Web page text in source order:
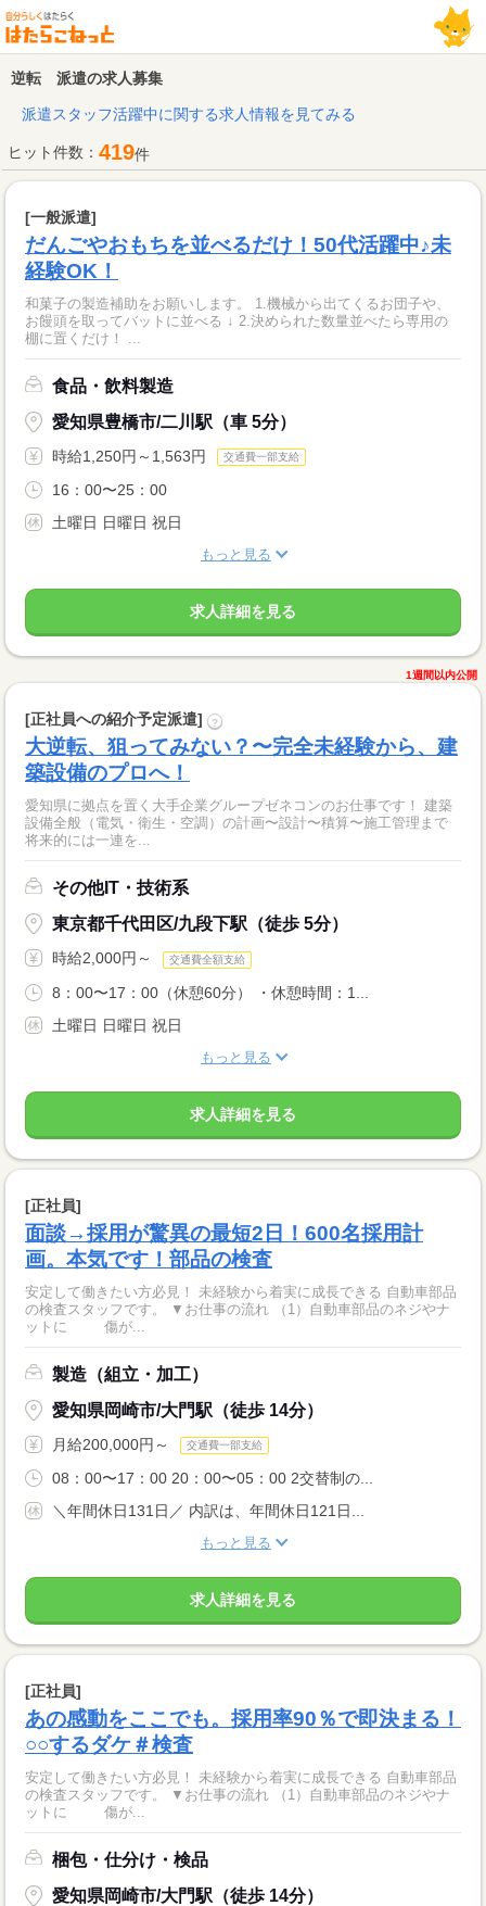
逆転 派遣の求人募集
派遣スタッフ活躍中に関する求人情報を見てみる
ヒット件数： 419件
[一般派遣]
だんごやおもちを並べるだけ！50代活躍中♪未
経験OK！
和菓子の製造補助をお願いします。 1.機械から出てくるお団子や、
お饅頭を取ってバットに並べる ↓ 2.決められた数量並べたら専用の
棚に置くだけ！ ...
食品・飲料製造
愛知県豊橋市/二川駅（車 5分）
時給1,250円～1,563円 交通費一部支給
16：00〜25：00
土曜日 日曜日 祝日
もっと見る
求人詳細を見る
1週間以内公開
[正社員への紹介予定派遣] ?
大逆転、狙ってみない？〜完全未経験から、建
築設備のプロへ！
愛知県に拠点を置く大手企業グループゼネコンのお仕事です！ 建築
設備全般（電気・衛生・空調）の計画〜設計〜積算〜施工管理まで
将来的には一連を...
その他IT・技術系
東京都千代田区/九段下駅（徒歩 5分）
時給2,000円～ 交通費全額支給
8：00〜17：00（休憩60分） ・休憩時間：1...
土曜日 日曜日 祝日
もっと見る
求人詳細を見る
[正社員]
面談→採用が驚異の最短2日！600名採用計
画。本気です！部品の検査
安定して働きたい方必見！ 未経験から着実に成長できる 自動車部品
の検査スタッフです。 ▼お仕事の流れ （1）自動車部品のネジやナ
ットに 傷が...
製造（組立・加工）
愛知県岡崎市/大門駅（徒歩 14分）
月給200,000円～ 交通費一部支給
08：00〜17：00 20：00〜05：00 2交替制の...
＼年間休日131日／ 内訳は、年間休日121日...
もっと見る
求人詳細を見る
[正社員]
あの感動をここでも。採用率90％で即決まる！
○○するダケ＃検査
安定して働きたい方必見！ 未経験から着実に成長できる 自動車部品
の検査スタッフです。 ▼お仕事の流れ （1）自動車部品のネジやナ
ットに 傷が...
梱包・仕分け・検品
愛知県岡崎市/大門駅（徒歩 14分）